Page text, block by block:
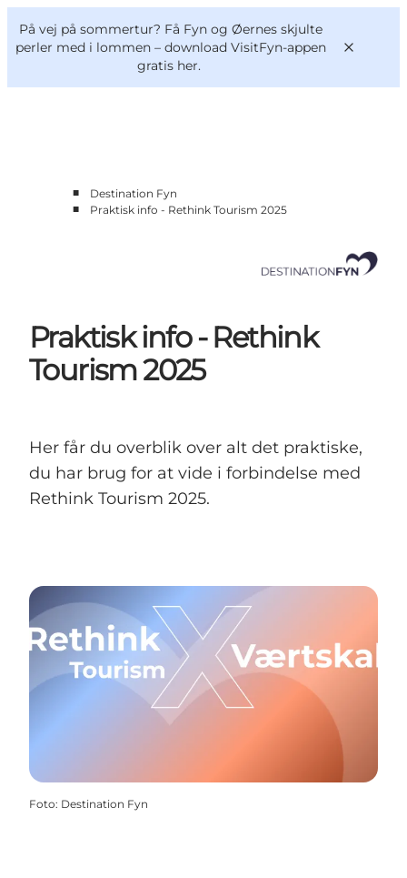
På vej på sommertur? Få Fyn og Øernes skjulte
perler med i lommen – download VisitFyn-appen
gratis her.
Bliv medlem
Om os
Deutsch
■
Destination Fyn
■
Praktisk info - Rethink Tourism 2025
Praktisk info - Rethink
Tourism 2025
Her får du overblik over alt det praktiske,
du har brug for at vide i forbindelse med
Rethink Tourism 2025.
Foto: Destination Fyn